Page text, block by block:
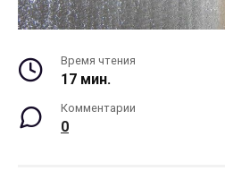
Время чтения
17 мин.
Комментарии
0